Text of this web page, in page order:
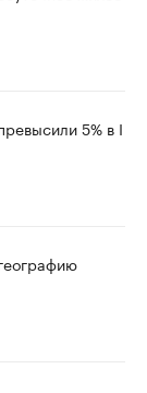
5% в I